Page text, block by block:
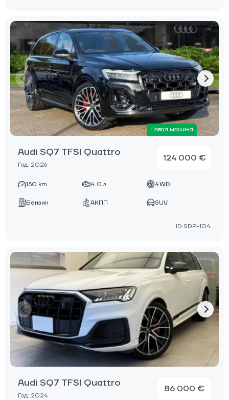
Новая машина
Audi SQ7 TFSI Quattro
Год: 2026
124 000 €
130 km 4.0 л 4WD
Бензин АКПП SUV
ID:SDP-104
Audi SQ7 TFSI Quattro
Год: 2024
86 000 €